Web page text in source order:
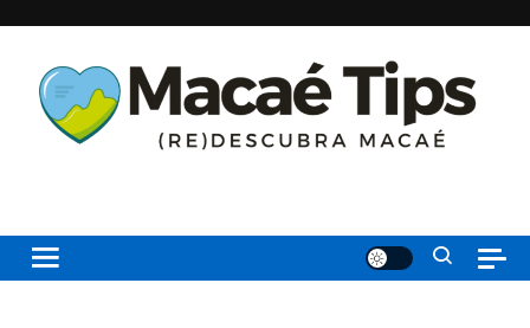
content
Princesinha do Atlântico